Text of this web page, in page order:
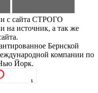
с сайта СТРОГО
источник, а так же
Бернской
компании по
Йорк.